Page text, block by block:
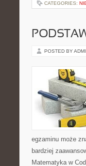
CATEGORIES:
POSTED BY
egzaminu może
bardziej
Matematyka w